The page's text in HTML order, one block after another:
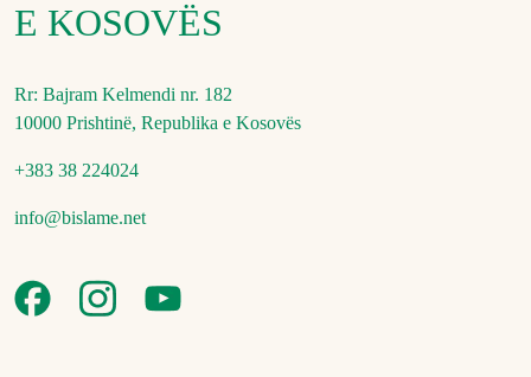
E KOSOVËS
Rr: Bajram Kelmendi nr. 182
10000 Prishtinë, Republika e Kosovës
+383 38 224024
info@bislame.net